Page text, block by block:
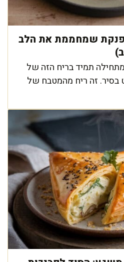
שמחממת את הלב
תמיד בריח הזה של
זה ריח מהמטבח של